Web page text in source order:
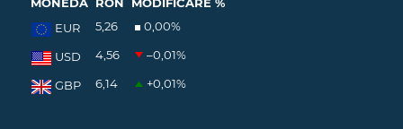
EUR
5,26 0,00%
USD 4,56 –0,01%
GBP 6,14 +0,01%